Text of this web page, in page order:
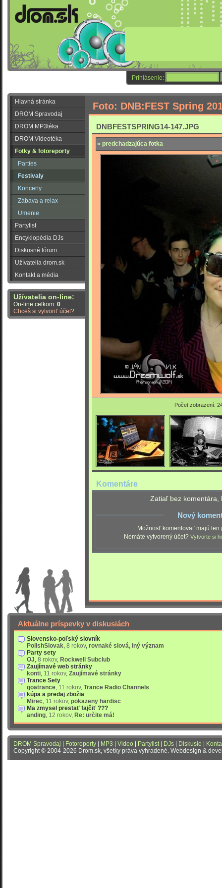
Prihlásenie:
Hlavná stránka
DROM Spravodaj
DROM MP3téka
DROM Videotéka
Fotky & fotoreporty
Parties
Festivaly
Koncerty
Zábava a relax
Umenie
Partylist
Encyklopédia DJs
Diskusné fórum
Užívatelia drom.sk
Kontakt a média
Užívatelia on-line:
On-line celkom: 0
Chceš si vytvoriť účet?
Foto: DNB:FEST Spring
DNBFESTSPRING14-147.JPG
« predchadzajúca fotka
Počet zobrazení:
Komentáre
Zatiaľ bez komentára,
Nový
Možnosť komentovať majú len
Nemáte vytvorený účet? Vytvorte si
Aktuálne príspevky v diskusiách
Slovensko-poľský slovník
PolishSlovak, 8 rokov, rovnaké slová, iný význam
Party sety
OJ, 8 rokov, Rockwell Subclub
Zaujímavé web stránky
konti, 11 rokov, Zaujímavé stránky
Trance Sety
goatrance, 11 rokov, Trance Radio Channels
kúpa a predaj zbožia
Mirec, 11 rokov, pokazeny hardisc
Ma zmysel prestať fajčiť ???
anding, 12 rokov, Re: určite má!
DROM Spravodaj Fotoreporty MP3 Video Partylist| DJs Diskusie
Copyright © 2004-2026 Drom.sk, všetky práva vyhradené. Webdesign &